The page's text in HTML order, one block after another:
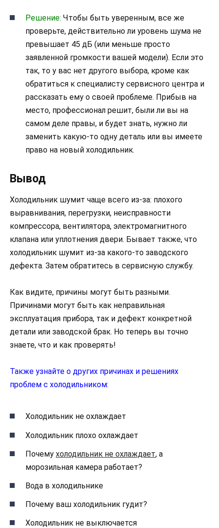
Решение: Чтобы быть уверенным, все же
проверьте, действительно ли уровень шума не
превышает 45 дБ (или меньше просто
заявленной громкости вашей модели). Если это
так, то у вас нет другого выбора, кроме как
обратиться к специалисту сервисного центра и
рассказать ему о своей проблеме. Прибыв на
место, профессионал решит, были ли вы на
самом деле правы, и будет знать, нужно ли
заменить какую-то одну деталь или вы имеете
право на новый холодильник.
Вывод
Холодильник шумит чаще всего из-за: плохого
выравнивания, перегрузки, неисправности
компрессора, вентилятора, электромагнитного
клапана или уплотнения двери. Бывает также, что
холодильник шумит из-за какого-то заводского
дефекта. Затем обратитесь в сервисную службу.
Как видите, причины могут быть разными.
Причинами могут быть как неправильная
эксплуатация прибора, так и дефект конкретной
детали или заводской брак. Но теперь вы точно
знаете, что и как проверять!
Также узнайте о других причинах и решениях
проблем с холодильником:
Холодильник не охлаждает
Холодильник плохо охлаждает
Почему холодильник не охлаждает, а
морозильная камера работает?
Вода в холодильнике
Почему ваш холодильник гудит?
Холодильник не выключается